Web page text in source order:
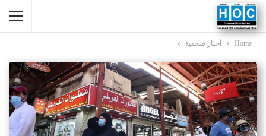
Home أخبار صحفية